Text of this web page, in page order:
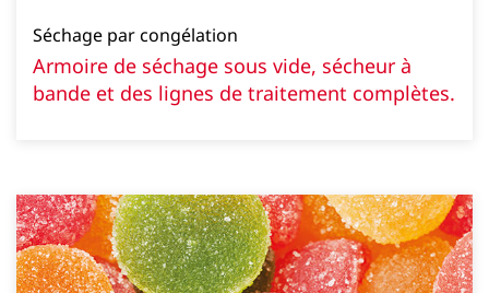
Séchage par congélation
Armoire de séchage sous vide, sécheur à
bande et des lignes de traitement complètes.